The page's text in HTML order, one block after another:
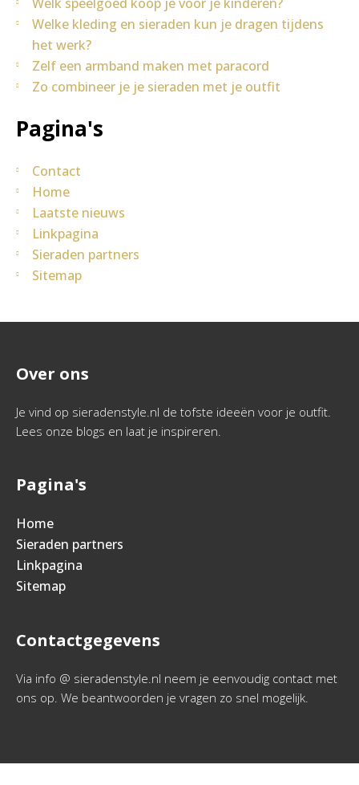
Welke kleding en sieraden kun je dragen tijdens
het werk?
Zelf een armband maken met paracord
Zo combineer je je sieraden met je outfit
Pagina's
Contact
Home
Laatste nieuws
Linkpagina
Sieraden partners
Sitemap
Over ons
Je vind op sieradenstyle.nl de tofste ideeën voor je outfit.
Lees onze blogs en laat je inspireren.
Pagina's
Home
Sieraden partners
Linkpagina
Sitemap
Contactgegevens
Via info @ sieradenstyle.nl neem je eenvoudig contact met
ons op. We beantwoorden je vragen zo snel mogelijk.